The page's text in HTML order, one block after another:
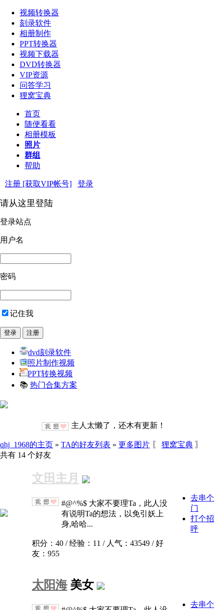
视频转换器
刻录软件
相册制作
PPT转换器
视频下载器
DVD转换器
VIP资源
问答学习
狸窝宝典
首页
随便看看
相册模板
照片
群组
帮助
注册 [获取VIP帐号] 登录
请从这里登陆
登录站点
用户名
密码
记住我
dvd刻录软件
照片制作视频
PPT转换视频
📚 热门合集方案
主人太懒了，还木有更新！
qhj_1968的主页 » TA的好友列表 » 更多图片 〖 狸窝宝典 〗
共有 14 个好友
文田主月
#@^%$ 大家不要理Ta，此人没
有说明Ta的想法，以免引妖上
身,哈哈...
积分：40 / 经验：11 / 人气：43549 / 好
友：955
去串个
门
打个招
呼
太阳海美女
去串个